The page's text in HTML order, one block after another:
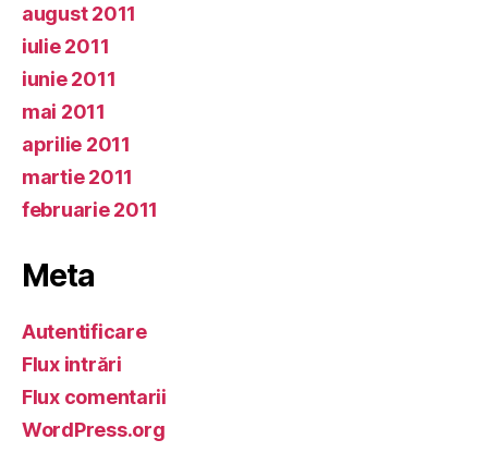
august 2011
iulie 2011
iunie 2011
mai 2011
aprilie 2011
martie 2011
februarie 2011
Meta
Autentificare
Flux intrări
Flux comentarii
WordPress.org